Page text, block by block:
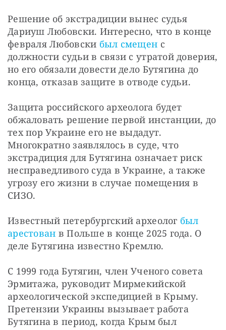
Решение об экстрадиции вынес судья
Дариуш Любовски. Интересно, что в конце
февраля Любовски был смещен с
должности судьи в связи с утратой доверия,
но его обязали довести дело Бутягина до
конца, отказав защите в отводе судьи.
Защита российского археолога будет
обжаловать решение первой инстанции, до
тех пор Украине его не выдадут.
Многократно заявлялось в суде, что
экстрадиция для Бутягина означает риск
несправедливого суда в Украине, а также
угрозу его жизни в случае помещения в
СИЗО.
Известный петербургский археолог был
арестован в Польше в конце 2025 года. О
деле Бутягина известно Кремлю.
С 1999 года Бутягин, член Ученого совета
Эрмитажа, руководит Мирмекийской
археологической экспедицией в Крыму.
Претензии Украины вызывает работа
Бутягина в период, когда Крым был